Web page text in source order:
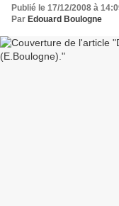
Publié le 17/12/2008 à
Par Edouard Boulogne